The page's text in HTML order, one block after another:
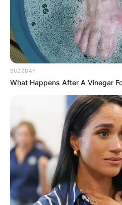
FBO Negócios de
Encadernação Artesanal
Filtro dos Sonhos
Lembrancinhas de Casamento
Mosaico
BUZZDAY
What Happens After A Vinegar